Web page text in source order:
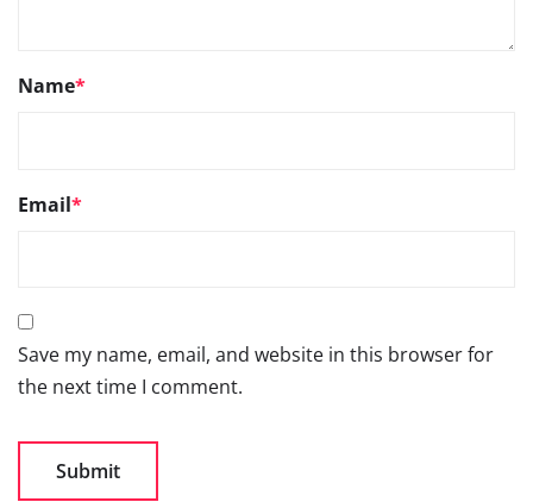
Name*
Email*
Save my name, email, and website in this browser for
the next time I comment.